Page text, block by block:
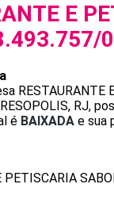
E
RESTAURANTE
RJ,
é BAIXADA e sua
PETISCARIA